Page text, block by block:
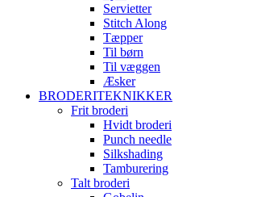
Servietter
Stitch Along
Tæpper
Til børn
Til væggen
Æsker
BRODERITEKNIKKER
Frit broderi
Hvidt broderi
Punch needle
Silkshading
Tamburering
Talt broderi